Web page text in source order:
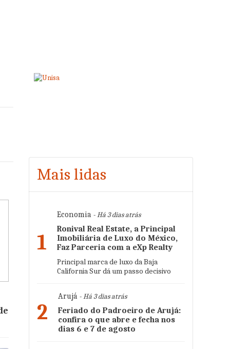
Mais lidas
1
Economia - Há 3 dias atrás
Ronival Real Estate, a Principal
Imobiliária de Luxo do México,
Faz Parceria com a eXp Realty
Principal marca de luxo da Baja
California Sur dá um passo decisivo
2
Arujá - Há 3 dias atrás
Feriado do Padroeiro de Arujá:
confira o que abre e fecha nos
dias 6 e 7 de agosto